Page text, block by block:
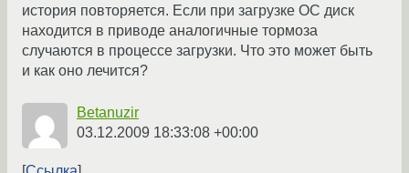
история повторяется. Если при загрузке ОС диск
находится в приводе аналогичные тормоза
случаются в процессе загрузки. Что это может быть
и как оно лечится?
Betanuzir
03.12.2009 18:33:08 +00:00